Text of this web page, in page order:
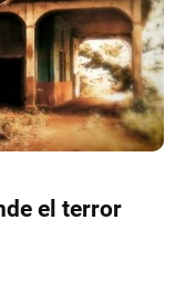
el terror